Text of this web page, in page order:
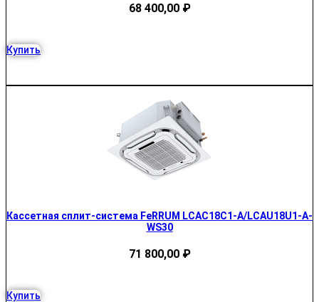
68 400,00 ₽
Купить
Кассетная сплит-система FeRRUM LCAC18C1-A/LCAU18U1-A-
WS30
71 800,00 ₽
Купить